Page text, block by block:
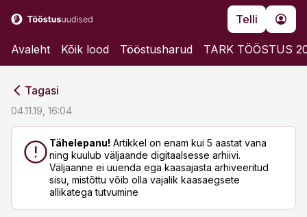
Telli
Avaleht Kõik lood Tööstusharud TARK TÖÖSTUS
Tagasi
04.11.19, 16:04
Tähelepanu! Artikkel on enam kui 5 aastat vana
ning kuulub väljaande digitaalsesse arhiivi.
Väljaanne ei uuenda ega kaasajasta arhiveeritud
sisu, mistõttu võib olla vajalik kaasaegsete
allikatega tutvumine